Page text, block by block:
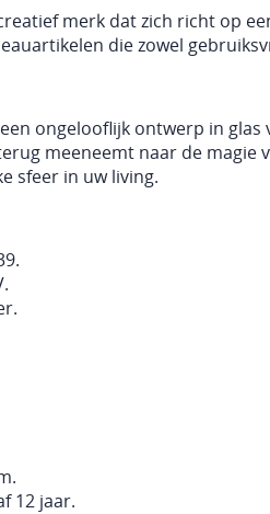
merk dat zich richt op
die zowel
ongelooflijk ontwerp in glas
meeneemt naar de magie
sfeer in uw living.
12 jaar.